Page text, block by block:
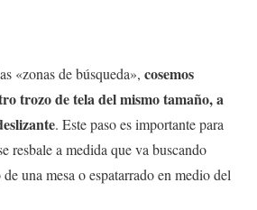
«zonas de búsqueda», cosemos
trozo de tela del mismo tamaño, a
. Este paso es importante para
resbale a medida que va buscando
una mesa o espatarrado en medio del